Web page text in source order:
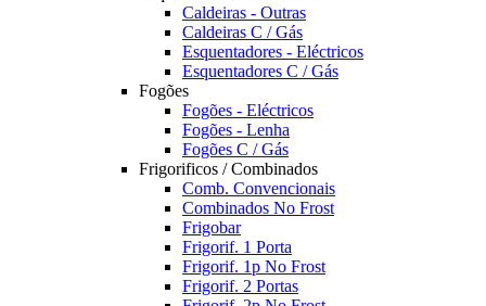
Caldeiras - Outras
Caldeiras C / Gás
Esquentadores - Eléctricos
Esquentadores C / Gás
Fogões
Fogões - Eléctricos
Fogões - Lenha
Fogões C / Gás
Frigorificos / Combinados
Comb. Convencionais
Combinados No Frost
Frigobar
Frigorif. 1 Porta
Frigorif. 1p No Frost
Frigorif. 2 Portas